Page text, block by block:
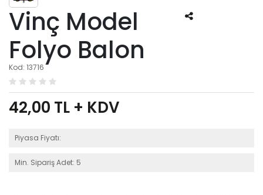
Vinç Model
Folyo Balon
Kod: 13716
42,00 TL + KDV
Piyasa Fiyatı:
Min. Sipariş Adet: 5